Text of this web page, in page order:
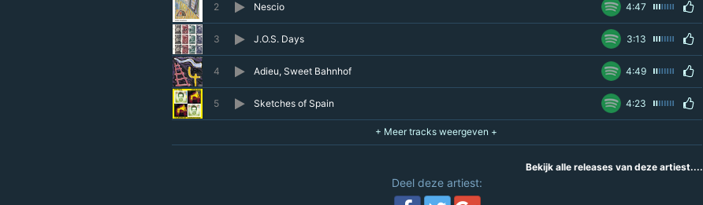
2 Nescio 4:47
3 J.O.S. Days 3:13
4 Adieu, Sweet Bahnhof 4:49
5 Sketches of Spain 4:23
Bekijk alle releases van deze artiest....
Deel deze artiest: